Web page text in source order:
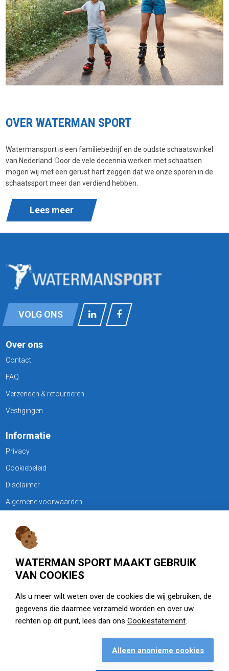
WATERMAN SPORT MAAKT GEBRUIK
VAN COOKIES
Als u meer wilt weten over de cookies die wij gebruiken, de
gegevens die daarmee verzameld worden en over uw
rechten op dit punt, lees dan ons Cookiestatement
Alleen anonieme cookies
OVER WATERMAN SPORT
Watermansport is een familiebedrijf en de oudste schaatswinkel
van Nederland. Door de vele decennia werken met schaatsen
mogen wij met een gerust hart zeggen dat we onze sporen in de
schaatssport meer dan verdiend hebben.
Lees meer
VOLG ONS
Over ons
Contact
FAQ
Verzenden & retourneren
Vestigingen
Informatie
Privacy
Cookiebeleid
Disclaimer
Algemene voorwaarden
KLANTENSERVICE
020 - 6901044
Openingstijden
zie watermansport.nl